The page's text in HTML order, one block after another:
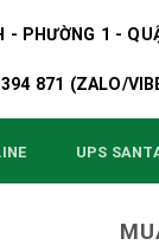
- PHƯỜNG 1 -
871 (ZALO/
UPS